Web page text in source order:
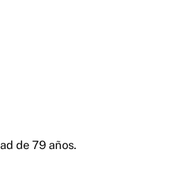
de 79 años.